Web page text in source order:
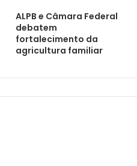
ALPB e Câmara Federal
debatem
fortalecimento da
agricultura familiar